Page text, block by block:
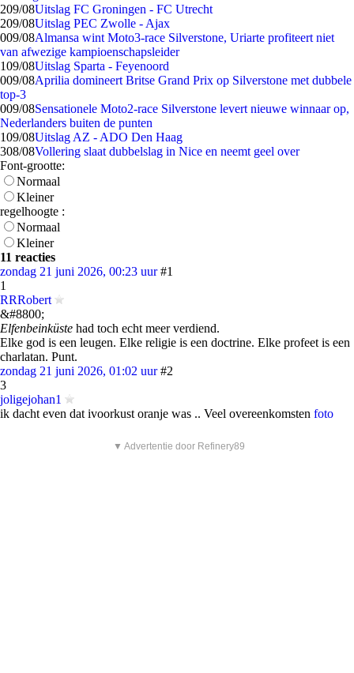
209/08Uitslag FC Groningen - FC Utrecht
209/08Uitslag PEC Zwolle - Ajax
009/08Almansa wint Moto3-race Silverstone, Uriarte profiteert niet
van afwezige kampioenschapsleider
109/08Uitslag Sparta - Feyenoord
009/08Aprilia domineert Britse Grand Prix op Silverstone met dubbele
top-3
009/08Sensationele Moto2-race Silverstone levert nieuwe winnaar op,
Nederlanders buiten de punten
109/08Uitslag AZ - ADO Den Haag
308/08Vollering slaat dubbelslag in Nice en neemt geel over
Font-grootte:
Normaal
Kleiner
regelhoogte :
Normaal
Kleiner
11 reacties
zondag 21 juni 2026, 00:23 uur #1
1
RRRobert
&#8800;
Elfenbeinküste had toch echt meer verdiend.
Elke god is een leugen. Elke religie is een doctrine. Elke profeet is een
charlatan. Punt.
zondag 21 juni 2026, 01:02 uur #2
3
joligejohan1
ik dacht even dat ivoorkust oranje was .. Veel overeenkomsten foto
▼ Advertentie door Refinery89